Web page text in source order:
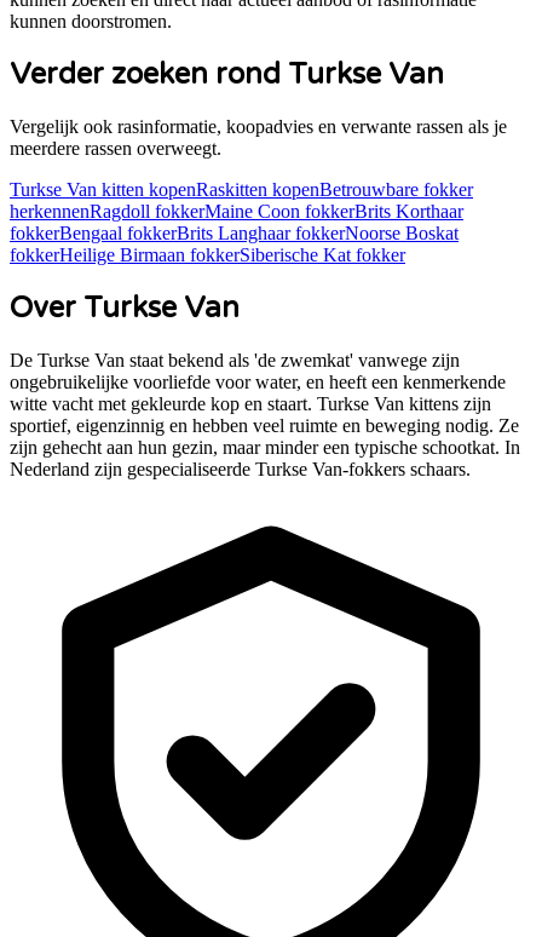
kunnen doorstromen.
Verder zoeken rond Turkse Van
Vergelijk ook rasinformatie, koopadvies en verwante rassen als je
meerdere rassen overweegt.
Turkse Van kitten kopenRaskitten kopenBetrouwbare fokker
herkennenRagdoll fokkerMaine Coon fokkerBrits Korthaar
fokkerBengaal fokkerBrits LanghaarfokkerNoorse Boskat
fokkerHeilige Birmaan fokkerSiberische Kat fokker
Over Turkse Van
De Turkse Van staat bekend als 'de zwemkat' vanwege zijn
ongebruikelijke voorliefde voor water, en heeft een kenmerkende
witte vacht met gekleurde kop en staart. Turkse Van kittens zijn
sportief, eigenzinnig en hebben veel ruimte en beweging nodig. Ze
zijn gehecht aan hun gezin, maar minder een typische schootkat. In
Nederland zijn gespecialiseerde Turkse Van-fokkers schaars.